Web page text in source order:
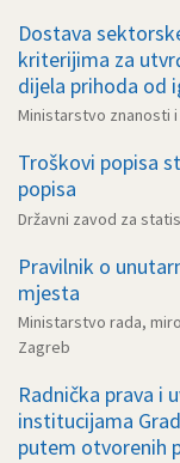
Dostava
kriterijima za
dijela prihoda od
Ministarstvo znanosti
Troškovi popisa
popisa
Državni zavod za
Pravilnik o
mjesta
Ministarstvo rada,
Zagreb
Radnička prava i
institucijama
putem otvorenih